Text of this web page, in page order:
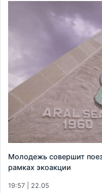
Молодежь совершит
рамках экоакции
19:57 | 22.05